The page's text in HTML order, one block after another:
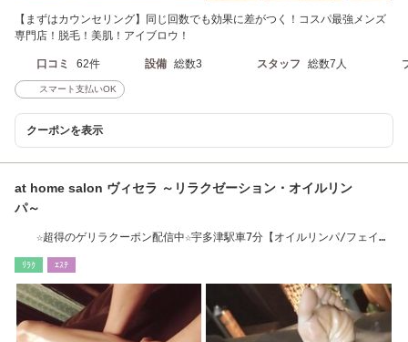
【まずはカウンセリング】同じ回数でも効果に差がつく！コスパ最強メンズ
専門店！脱毛！美肌！アイブロウ！
口コミ 62件 設備 総数3 スタッフ 総数7人
スマート支払いOK
クーポンを表示
at home salon ヴィセラ ～リラクゼーション・オイルリン
パ～
☆超得のゲリラクーポン配信中☆宇多津駅車7分【オイルリンパ/フェイシ
ﾘﾗｸ ｴｽﾃ